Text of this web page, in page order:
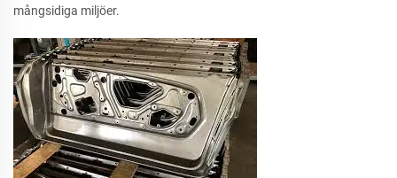
mångsidiga miljöer.